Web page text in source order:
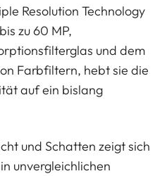
Resolution Technology
zu 60 MP,
und dem
Farbfiltern, hebt sie die
auf ein bislang
und Schatten zeigt sich
unvergleichlichen